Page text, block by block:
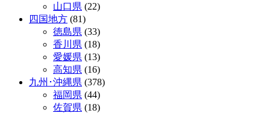
山口県 (22)
四国地方 (81)
徳島県 (33)
香川県 (18)
愛媛県 (13)
高知県 (16)
九州･沖縄県 (378)
福岡県 (44)
佐賀県 (18)